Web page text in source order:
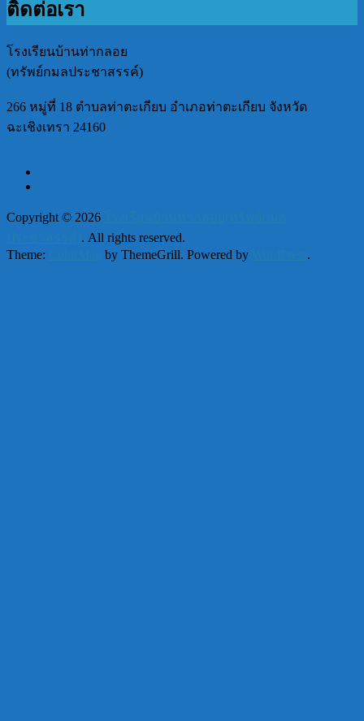
ติดต่อเรา
โรงเรียนบ้านท่ากลอย
(ทรัพย์กมลประชาสรรค์)
266 หมู่ที่ 18 ตำบลท่าตะเกียบ อำเภอท่าตะเกียบ จังหวัด
ฉะเชิงเทรา 24160
Copyright © 2026
. All rights reserved.
Theme:
by ThemeGrill. Powered by .